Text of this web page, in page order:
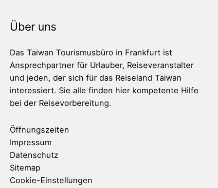
Über uns
Das Taiwan Tourismusbüro in Frankfurt ist
Ansprechpartner für Urlauber, Reiseveranstalter
und jeden, der sich für das Reiseland Taiwan
interessiert. Sie alle finden hier kompetente Hilfe
bei der Reisevorbereitung.
Öffnungszeiten
Impressum
Datenschutz
Sitemap
Cookie-Einstellungen